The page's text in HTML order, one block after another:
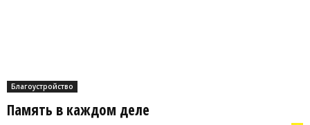
Благоустройство
Память в каждом деле